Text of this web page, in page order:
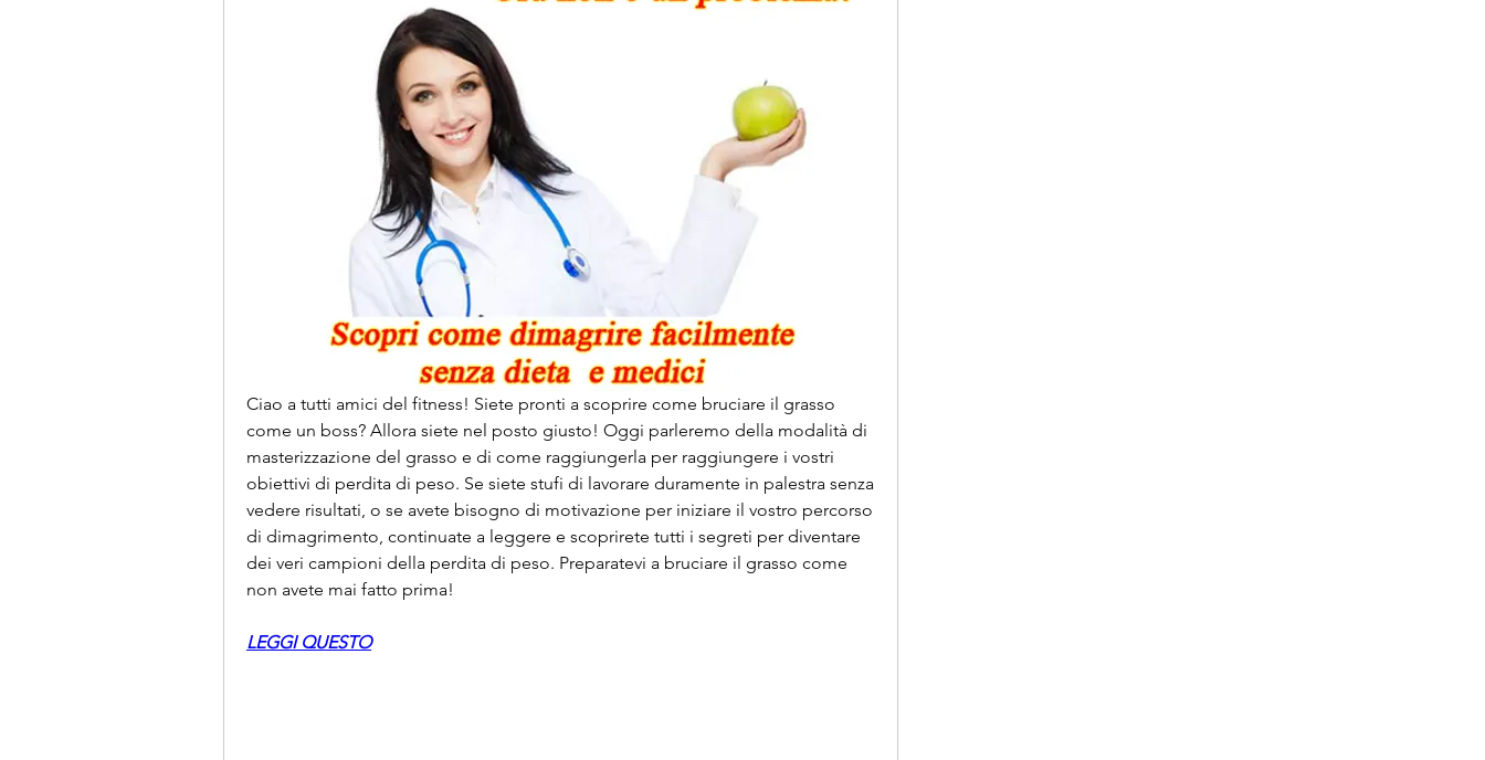
Ciao a tutti amici del fitness! Siete pronti a scoprire come bruciare il grasso
come un boss? Allora siete nel posto giusto! Oggi parleremo della modalità di
masterizzazione del grasso e di come raggiungerla per raggiungere i vostri
obiettivi di perdita di peso. Se siete stufi di lavorare duramente in palestra senza
vedere risultati, o se avete bisogno di motivazione per iniziare il vostro percorso
di dimagrimento, continuate a leggere e scoprirete tutti i segreti per diventare
dei veri campioni della perdita di peso. Preparatevi a bruciare il grasso come
non avete mai fatto prima!
LEGGI QUESTO